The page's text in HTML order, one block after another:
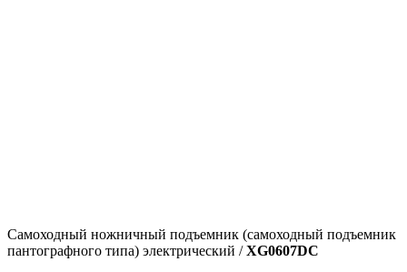
Самоходный ножничный подъемник (самоходный подъемник
пантографного типа) электрический /XG0607DC